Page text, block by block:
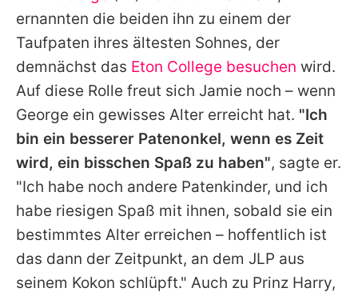
ernannten die beiden ihn zu einem der
Taufpaten ihres ältesten Sohnes, der
demnächst das Eton College besuchen wird.
Auf diese Rolle freut sich Jamie noch – wenn
George ein gewisses Alter erreicht hat. "Ich
bin ein besserer Patenonkel, wenn es Zeit
wird, ein bisschen Spaß zu haben", sagte er.
"Ich habe noch andere Patenkinder, und ich
habe riesigen Spaß mit ihnen, sobald sie ein
bestimmtes Alter erreichen – hoffentlich ist
das dann der Zeitpunkt, an dem JLP aus
seinem Kokon schlüpft." Auch zu Prinz Harry,